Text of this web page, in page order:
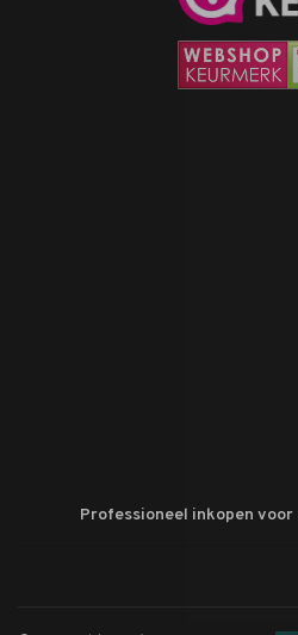
Professioneel inkopen voor